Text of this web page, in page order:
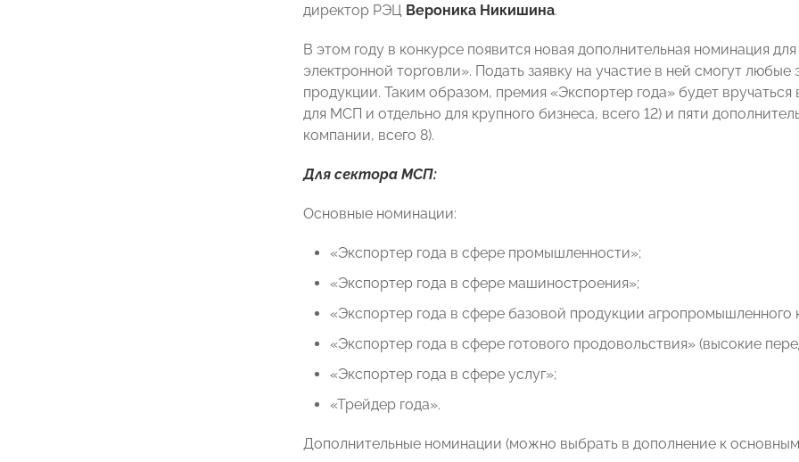
директор РЭЦ Вероника Никишина.
В этом году в конкурсе появится новая дополнительная номинация
электронной торговли». Подать заявку на участие в ней смогут
продукции. Таким образом, премия «Экспортер года» будет
для МСП и отдельно для крупного бизнеса, всего 12) и пяти
компании, всего 8).
Для сектора МСП:
Основные номинации:
«Экспортер года в сфере промышленности»;
«Экспортер года в сфере машиностроения»;
«Экспортер года в сфере базовой продукции агропромышленного
«Экспортер года в сфере готового продовольствия» (высокие
«Экспортер года в сфере услуг»;
«Трейдер года».
Дополнительные номинации (можно выбрать в дополнение к